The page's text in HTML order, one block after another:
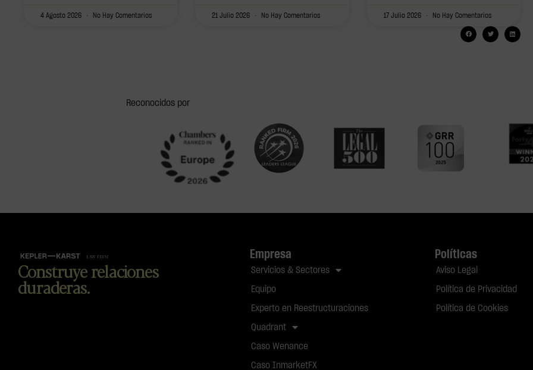
4 Agosto 2026 No Hay Comentarios 21 Julio 2026 No Hay Comentarios 17 Julio 2026 No Hay Comentarios
Reconocidos por
Construye relaciones
duraderas.
Empresa
Servicios & Sectores
Equipo
Experto en Reestructuraciones
Quadrant
Caso Wenance
Caso InmarketFX
Políticas
Aviso Legal
Política de Privacidad
Política de Cookies